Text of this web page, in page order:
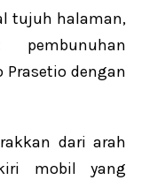
tujuh halaman,
dengan
dari arah
mobil yang